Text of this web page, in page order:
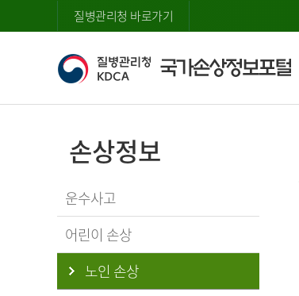
질병관리청 바로가기
손상정보
운수사고
어린이 손상
노인 손상